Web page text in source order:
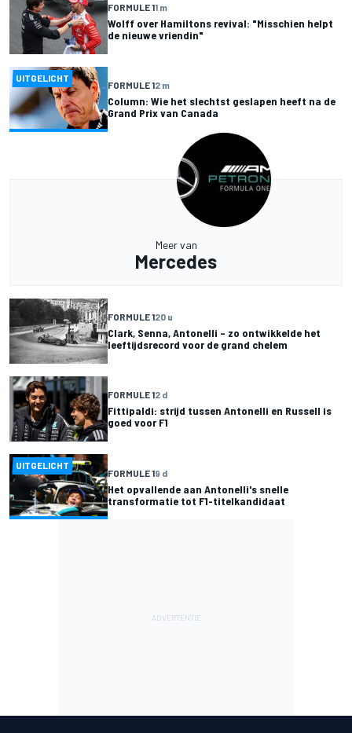
FORMULE 11 m
Wolff over Hamiltons revival: "Misschien helpt
de nieuwe vriendin"
UITGELICHT
FORMULE 12 m
Column: Wie het slechtst geslapen heeft na de
Grand Prix van Canada
Meer van
Mercedes
FORMULE 120 u
Clark, Senna, Antonelli – zo ontwikkelde het
leeftijdsrecord voor de grand chelem
FORMULE 12 d
Fittipaldi: strijd tussen Antonelli en Russell is
goed voor F1
UITGELICHT
FORMULE 19 d
Het opvallende aan Antonelli's snelle
transformatie tot F1-titelkandidaat